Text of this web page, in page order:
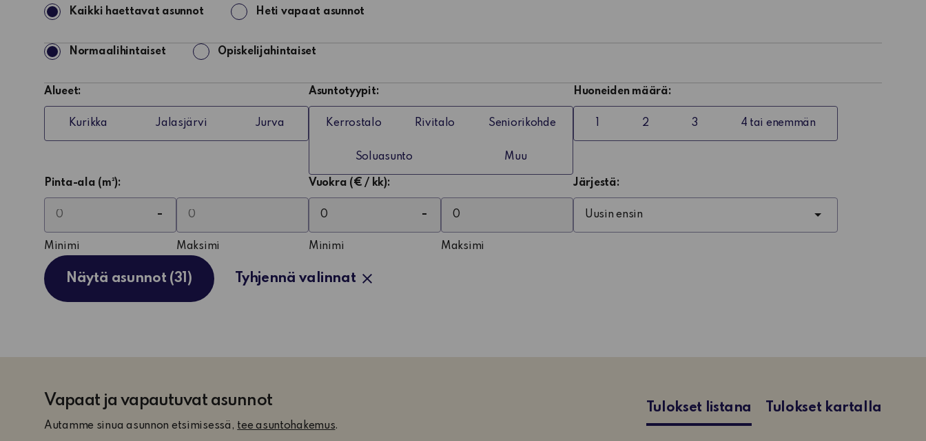
HaettavatKaikki haettavat asunnot Heti vapaat asunnot
HaettavatNormaalihintaiset Opiskelijahintaiset
Alueet:
Kurikka Jalasjärvi Jurva
Asuntotyypit:
Kerrostalo Rivitalo Seniorikohde
Soluasunto Muu
Huoneiden määrä:
2 3 4 tai enemmän
Pinta-ala (m²):
Minimi Maksimi
Vuokra (€ / kk):
Minimi Maksimi
Järjestä:
Näytä asunnot (31) Tyhjennä valinnat
Vapaat ja vapautuvat asunnot
Autamme sinua asunnon etsimisessä, tee asuntohakemus.
Tulokset listana Tulokset kartalla